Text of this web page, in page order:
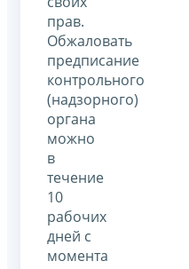
прав.
Обжаловать
предписание
контрольного
(надзорного)
органа
можно
в
течение
10
рабочих
дней с
момента